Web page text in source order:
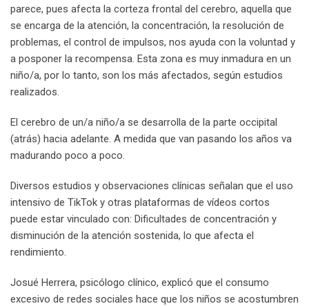
parece, pues afecta la corteza frontal del cerebro, aquella que
se encarga de la atención, la concentración, la resolución de
problemas, el control de impulsos, nos ayuda con la voluntad y
a posponer la recompensa. Esta zona es muy inmadura en un
niño/a, por lo tanto, son los más afectados, según estudios
realizados.
El cerebro de un/a niño/a se desarrolla de la parte occipital
(atrás) hacia adelante. A medida que van pasando los años va
madurando poco a poco.
Diversos estudios y observaciones clínicas señalan que el uso
intensivo de TikTok y otras plataformas de vídeos cortos
puede estar vinculado con: Dificultades de concentración y
disminución de la atención sostenida, lo que afecta el
rendimiento.
Josué Herrera, psicólogo clínico, explicó que el consumo
excesivo de redes sociales hace que los niños se acostumbren